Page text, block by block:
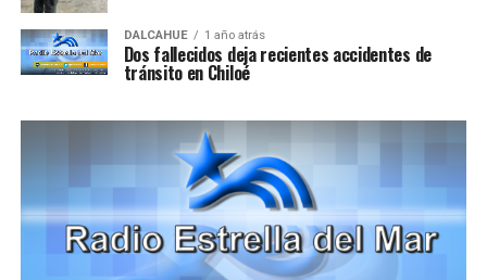
DALCAHUE 1 año atrás
Dos fallecidos deja recientes accidentes de
tránsito en Chiloé